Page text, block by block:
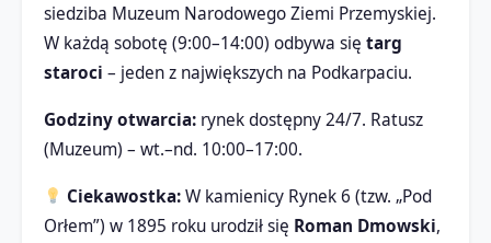
siedziba Muzeum Narodowego Ziemi Przemyskiej.
W każdą sobotę (9:00–14:00) odbywa się targ
staroci – jeden z największych na Podkarpaciu.
Godziny otwarcia: rynek dostępny 24/7. Ratusz
(Muzeum) – wt.–nd. 10:00–17:00.
Ciekawostka:W kamienicy Rynek 6 (tzw. „Pod
Orłem”) w 1895 roku urodził się Roman Dmowski,